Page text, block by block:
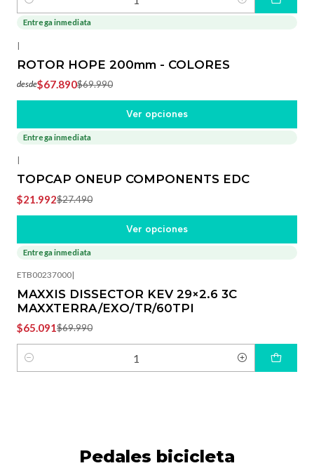
Cantidad
Entrega inmediata
|
ROTOR HOPE 200mm - COLORES
desde$67.890$69.990
Ver opciones
-20%
Entrega inmediata
|
TOPCAP ONEUP COMPONENTS EDC
$21.992$27.490
Ver opciones
-7%OFF
Entrega inmediata
ETB00237000|
MAXXIS DISSECTOR KEV 29×2.6 3C
MAXXTERRA/EXO/TR/60TPI
$65.091$69.990
Cantidad
Pedales bicicleta